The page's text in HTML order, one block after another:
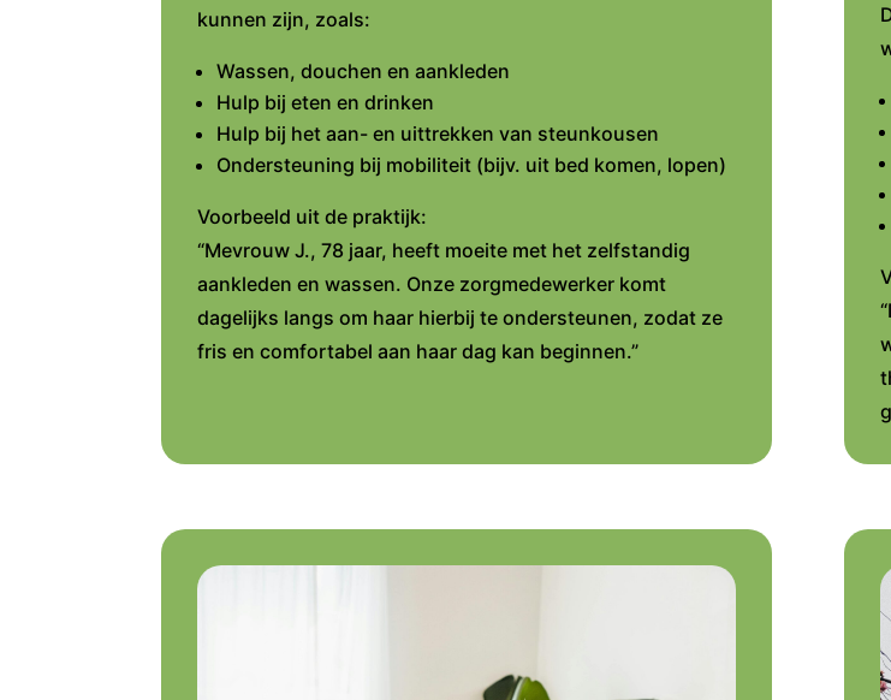
kunnen zijn, zoals:
Wassen, douchen en aankleden
Hulp bij eten en drinken
Hulp bij het aan- en uittrekken van steunkousen
Ondersteuning bij mobiliteit (bijv. uit bed komen, lopen)
Voorbeeld uit de praktijk:
“Mevrouw J., 78 jaar, heeft moeite met het zelfstandig
aankleden en wassen. Onze zorgmedewerker komt
dagelijks langs om haar hierbij te ondersteunen, zodat ze
fris en comfortabel aan haar dag kan beginnen.”